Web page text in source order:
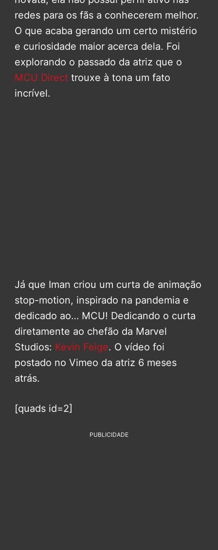
redes para os fãs a conhecerem melhor.
O que acaba gerando um certo mistério
e curiosidade maior acerca dela. Foi
explorando o passado da atriz que o
MCU Direct trouxe à tona um fato
incrível.
Já que Iman criou um curta de animação
stop-motion, inspirado na pandemia e
dedicado ao… MCU! Dedicando o curta
diretamente ao chefão da Marvel
Studios: Kevin Feige. O vídeo foi
postado no Vimeo da atriz 6 meses
atrás.
[quads id=2]
PUBLICIDADE